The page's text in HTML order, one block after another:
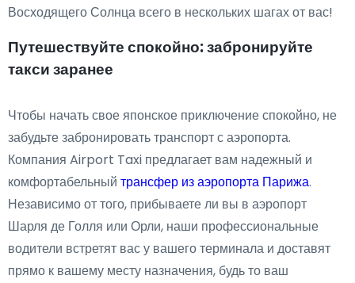
Восходящего Солнца всего в нескольких шагах от вас!
Путешествуйте спокойно: забронируйте
такси заранее
Чтобы начать свое японское приключение спокойно, не
забудьте забронировать транспорт с аэропорта.
Компания Airport Taxi предлагает вам надежный и
комфортабельный трансфер из аэропорта Парижа.
Независимо от того, прибываете ли вы в аэропорт
Шарля де Голля или Орли, наши профессиональные
водители встретят вас у вашего терминала и доставят
прямо к вашему месту назначения, будь то ваш